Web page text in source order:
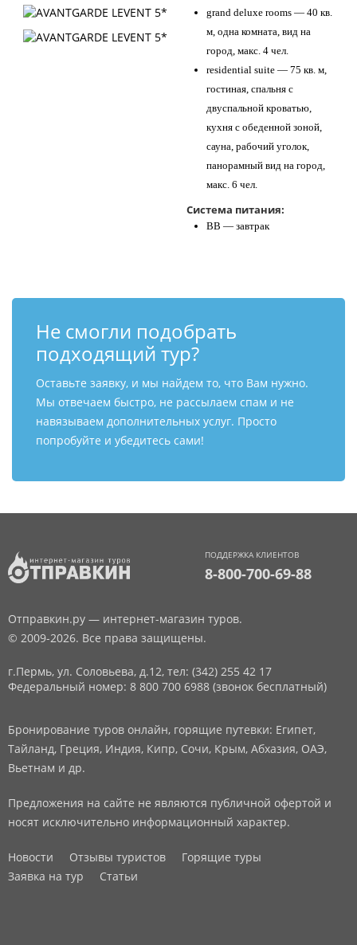
grand deluxe rooms — 40 кв.
м, одна комната, вид на
город, макс. 4 чел.
residential suite — 75 кв. м,
гостиная, спальня с
двуспальной кроватью,
кухня с обеденной зоной,
сауна, рабочий уголок,
панорамный вид на город,
макс. 6 чел.
Система питания:
BB — завтрак
Не смогли подобрать
подходящий тур?
Оставьте заявку, и мы найдем то, что Вам нужно.
Мы отвечаем быстро, не рассылаем спам и не
навязываем дополнительных услуг. Просто
попробуйте и убедитесь сами!
ПОДДЕРЖКА КЛИЕНТОВ
8-800-700-69-88
Отправкин.ру — интернет-магазин туров.
© 2009-2026. Все права защищены.
г.Пермь, ул. Соловьева, д.12, тел: (342) 255 42 17
Федеральный номер: 8 800 700 6988 (звонок бесплатный)
Бронирование туров онлайн, горящие путевки: Египет,
Тайланд, Греция, Индия, Кипр, Сочи, Крым, Абхазия, ОАЭ,
Вьетнам и др.
Предложения на сайте не являются публичной офертой и
носят исключительно информационный характер.
Новости Отзывы туристов
Горящие туры
Заявка на тур
Статьи